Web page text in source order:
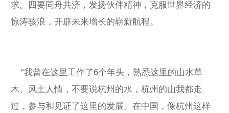
求。四要同舟共济，发扬伙伴精神，克服世界经济的
惊涛骇浪，开辟未来增长的崭新航程。
“我曾在这里工作了6个年头，熟悉这里的山水草
木、风土人情，不要说杭州的水，杭州的山我都走
过，参与和见证了这里的发展。在中国，像杭州这样